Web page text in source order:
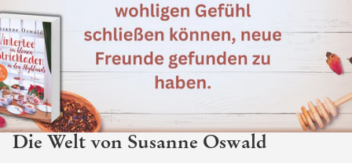
Die Welt von Susanne Oswald